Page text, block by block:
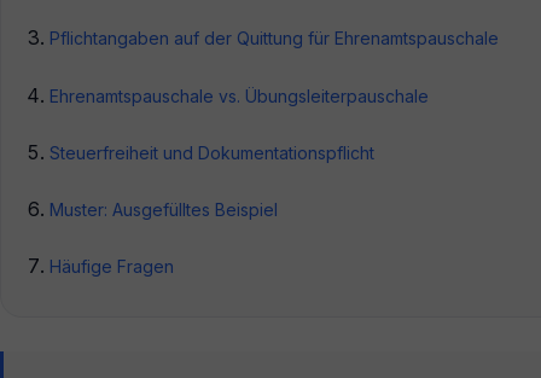
Pflichtangaben auf der Quittung für Ehrenamtspauschale
Ehrenamtspauschale vs. Übungsleiterpauschale
Steuerfreiheit und Dokumentationspflicht
Muster: Ausgefülltes Beispiel
Häufige Fragen